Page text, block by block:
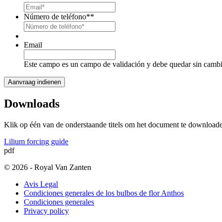
Número de teléfono**
Email
Este campo es un campo de validación y debe quedar sin
Downloads
Klik op één van de onderstaande titels om het document te
Lilium forcing guide
pdf
© 2026 - Royal Van Zanten
Avis Legal
Condiciones generales de los bulbos de flor Anthos
Condiciones generales
Privacy policy